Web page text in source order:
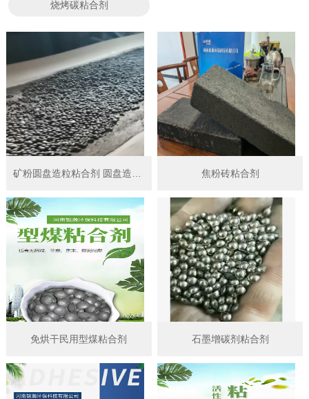
烧烤碳粘合剂
焦粉砖粘合剂
免烘干民用型煤粘合剂 石墨增碳剂粘合剂